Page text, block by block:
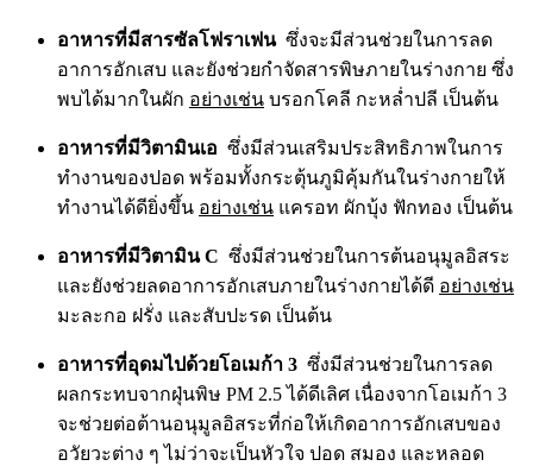
อาหารที่มีสารซัลโฟราเฟนซึ่งจะมีส่วนช่วยในการลด
อาการอักเสบ และยังช่วยกำจัดสารพิษภายในร่างกาย ซึ่ง
พบได้มากในผัก อย่างเช่น บรอกโคลี กะหล่ำปลี เป็นต้น
อาหารที่มีวิตามินเอ ซึ่งมีส่วนเสริมประสิทธิภาพในการ
ทำงานของปอด พร้อมทั้งกระตุ้นภูมิคุ้มกันในร่างกายให้
ทำงานได้ดียิ่งขึ้น อย่างเช่น แครอท ผักบุ้ง ฟักทอง เป็นต้น
อาหารที่มีวิตามิน C ซึ่งมีส่วนช่วยในการต้นอนุมูลอิสระ
และยังช่วยลดอาการอักเสบภายในร่างกายได้ดี อย่างเช่น
มะละกอ ฝรั่ง และสับปะรด เป็นต้น
อาหารที่อุดมไปด้วยโอเมก้า 3 ซึ่งมีส่วนช่วยในการลด
ผลกระทบจากฝุ่นพิษ PM 2.5 ได้ดีเลิศ เนื่องจากโอเมก้า 3
จะช่วยต่อต้านอนุมูลอิสระที่ก่อให้เกิดอาการอักเสบของ
อวัยวะต่าง ๆ ไม่ว่าจะเป็นหัวใจ ปอด สมอง และหลอด